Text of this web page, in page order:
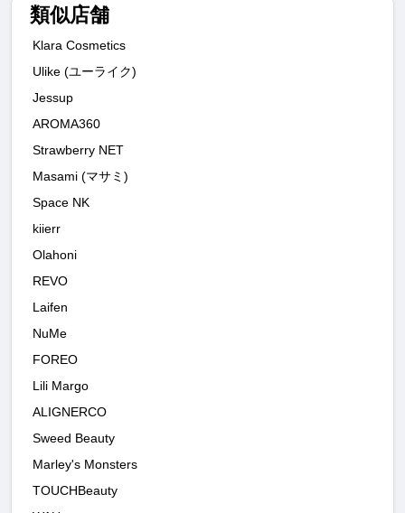
類似店舗
Klara Cosmetics
Ulike (ユーライク)
Jessup
AROMA360
Strawberry NET
Masami (マサミ)
Space NK
kiierr
Olahoni
REVO
Laifen
NuMe
FOREO
Lili Margo
ALIGNERCO
Sweed Beauty
Marley's Monsters
TOUCHBeauty